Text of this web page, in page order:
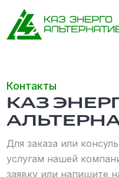
Контакты
КАЗ
Для заказа или
услугам нашей
заявку или напишите